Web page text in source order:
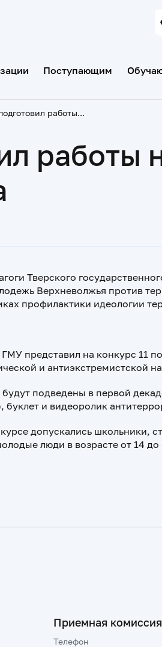
Поступающим
Тверской ГМУ подготовил работы на областной конкурс против террора
работы
Тверского
Верхневолжья против
профилактики идеологии
представил на конкурс 11
и антиэкстремистской
подведены в первой
буклет и видеоролик
допускались школьники,
люди в возрасте от 14
Приемная комиссия
Телефон